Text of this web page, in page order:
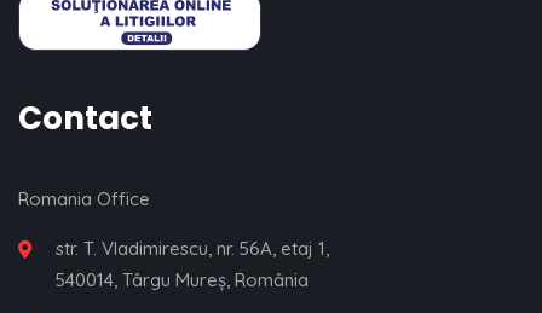
Contact
Romania Office
str. T. Vladimirescu, nr. 56A, etaj 1,
540014, Târgu Mureș, România